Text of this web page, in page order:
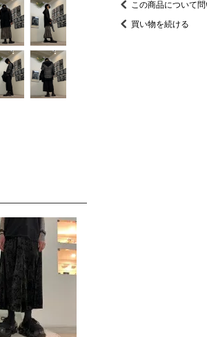
この商品について
買い物を続ける